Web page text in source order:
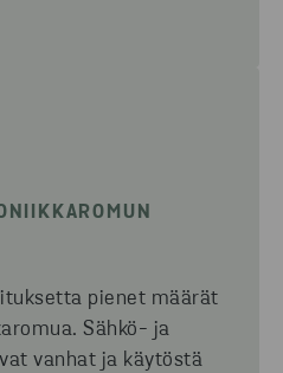
pienet määrät
Sähkö- ja
vanhat ja käytöstä